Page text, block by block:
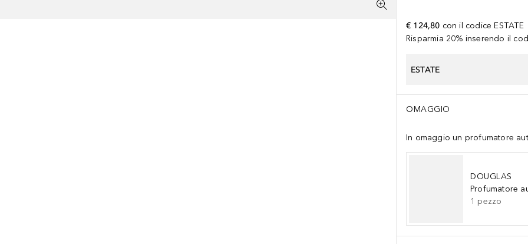
€ 124,80 con il codice ESTATE
Risparmia 20% inserendo il
ESTATE
OMAGGIO
In omaggio un profumatore
DOUGLAS
Profumatore
1 pezzo